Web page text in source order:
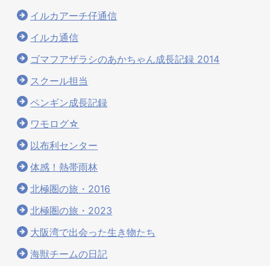
イルカアーチ仔通信
イルカ通信
ゴマフアザラシのあかちゃん成長記録 2014
スクール担当
ペンギン成長記録
ワモログ☆
以布利センター
体感！熱帯雨林
北極圏の旅・2016
北極圏の旅・2023
大阪湾で出会った生き物たち
海獣チームの日記